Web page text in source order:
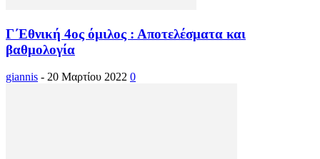
Γ΄Εθνική 4ος όμιλος : Αποτελέσματα και
βαθμολογία
giannis - 20 Μαρτίου 2022 0